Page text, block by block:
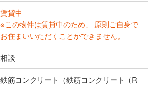
賃貸中
※この物件は賃貸中のため、 原則ご自身で
お住まいいただくことができません。
相談
鉄筋コンクリート（鉄筋コンクリート（R